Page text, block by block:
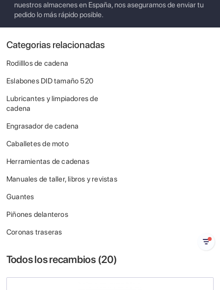
nuestros almacenes en España, nos aseguramos de enviar tu
pedido lo más rápido posible.
Categorias relacionadas
Rodilllos de cadena
Eslabones DID tamaño 520
Lubricantes y limpiadores de
cadena
Engrasador de cadena
Caballetes de moto
Herramientas de cadenas
Manuales de taller, libros y revistas
Guantes
Piñones delanteros
Coronas traseras
Todos los recambios (20)